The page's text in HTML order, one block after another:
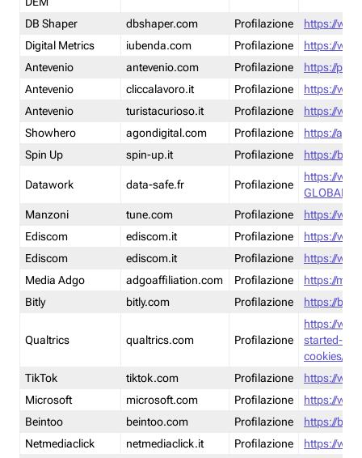
DB Shaper
dbshaper.com Profilazione
https://
Digital Metrics
iubenda.com Profilazione
https://
Antevenio
antevenio.com Profilazione
https://
Antevenio
cliccalavoro.it Profilazione
https://
Antevenio
turistacurioso.it Profilazione
https://
Showhero
agondigital.com Profilazione
https://
Spin Up
spin-up.it Profilazione https://
Datawork data-safe.fr Profilazione
https://
GLOBAL-
Manzoni
tune.com Profilazione
https://
Ediscom
ediscom.it Profilazione
https://
Ediscom
ediscom.it Profilazione
https://
Media Adgo
adgoaffiliation.com Profilazione
https://
Bitly
bitly.com Profilazione https://
Qualtrics qualtrics.com Profilazione
https://
started-
cookies/
TikTok
tiktok.com Profilazione
https://
Microsoft
microsoft.com Profilazione
https://
Beintoo
beintoo.com Profilazione
https://
Netmediaclick
netmediaclick.it Profilazione https://